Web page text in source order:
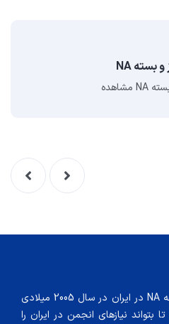
این دفتر به خاطر رشد بی سابقه NA در ایران در سال 2005 میلادی
بتواند نیازهای انجمن در ایران را